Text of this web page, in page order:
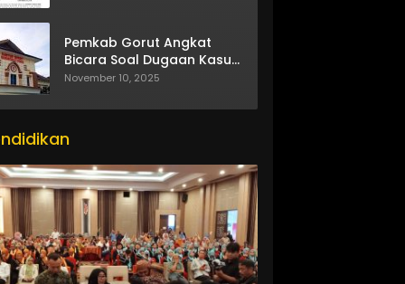
Pemkab Gorut Angkat
Bicara Soal Dugaan Kasus
Asusila Oknum ASN
November 10, 2025